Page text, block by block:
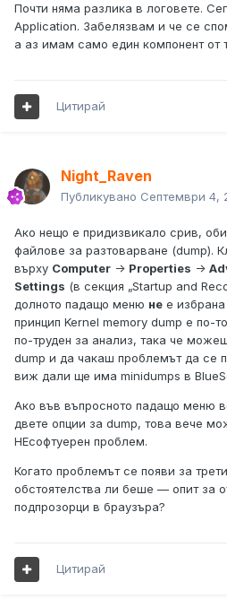
Почти няма разлика в логовете.
Application. Забелязвам и че се
а аз имам само един компонент от
Цитирай
Night_Raven
Публикувано Септември 4,
Ако нещо е придизвикало срив,
файлове за разтоварване (dump).
върху Computer -> Properties ->
Settings (в секция „Startup and
долното падащо меню не е избрана
принцип Kernel memory dump е по-
по-труден за анализ, така че
dump и да чакаш проблемът да се
виж дали ще има minidumps в
Ако във въпросното падащо меню
двете опции за dump, това вече
НЕсофтуерен проблем.
Когато проблемът се появи за
обстоятелства ли беше — опит за
подпрозорци в браузъра?
Цитирай